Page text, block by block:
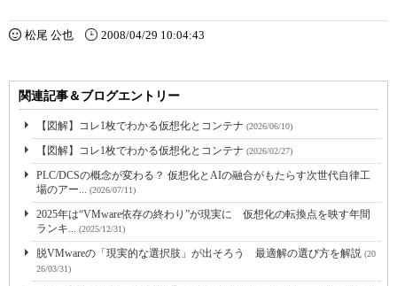
松尾 公也 2008/04/29 10:04:43
関連記事＆ブログエントリー
【図解】コレ1枚でわかる仮想化とコンテナ (2026/06/10)
【図解】コレ1枚でわかる仮想化とコンテナ (2026/02/27)
PLC/DCSの概念が変わる？ 仮想化とAIの融合がもたらす次世代自律工
場のアー... (2026/07/11)
2025年は“VMware依存の終わり”が現実に 仮想化の転換点を映す年間
ランキ... (2025/12/31)
脱VMwareの「現実的な選択肢」が出そろう 最適解の選び方を解説 (20
26/03/31)